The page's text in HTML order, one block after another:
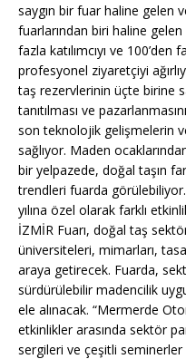
saygın bir fuar haline gelen
fuarlarından biri haline
fazla katılımcıyı ve
profesyonel ziyaretçiyi
taş rezervlerinin üçte birine
tanıtılması ve
son teknolojik gelişmelerin
sağlıyor. Maden
bir yelpazede, doğal taşın
trendleri fuarda görülebiliyor.
yılına özel olarak farklı
İZMİR Fuarı, doğal taş
üniversiteleri, mimarları,
araya getirecek. Fuarda,
sürdürülebilir madencilik
ele alınacak. “Mermerde
etkinlikler arasında sektör
sergileri ve çeşitli seminerler